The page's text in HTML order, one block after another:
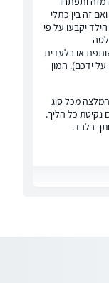
זה בין כתלי
יקבעו על פי
או בלעדית
ידכם). המון
המלצה מכל סוג
נקיטת כל הליך.
בלבד.